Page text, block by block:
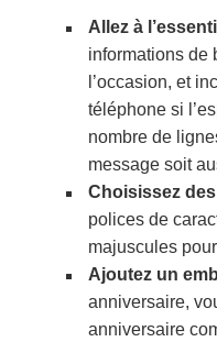
Allez à
informations de
l’occasion, et
téléphone si
nombre de
message soit
Choisissez
polices de
majuscules
Ajoutez un
anniversaire,
anniversaire